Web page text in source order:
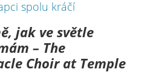
jak ve světle
– The
Choir at Temple